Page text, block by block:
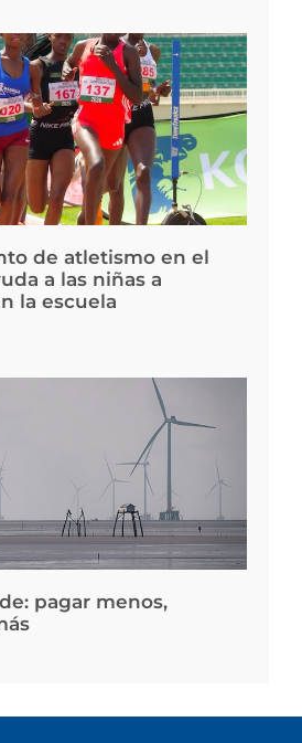
de atletismo en el
a las niñas a
la escuela
pagar menos,